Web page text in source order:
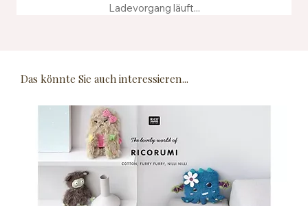
Ladevorgang läuft...
Das könnte Sie auch interessieren...